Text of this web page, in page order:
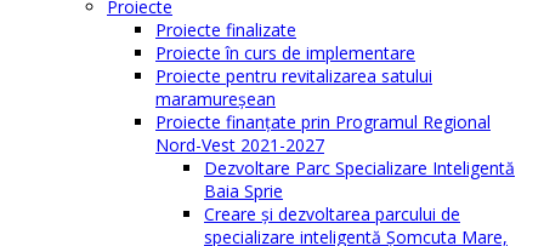
Proiecte
Proiecte finalizate
Proiecte în curs de implementare
Proiecte pentru revitalizarea satului
maramureşean
Proiecte finanțate prin Programul Regional
Nord-Vest 2021-2027
Dezvoltare Parc Specializare Inteligentă
Baia Sprie
Creare și dezvoltarea parcului de
specializare inteligentă Șomcuta Mare,